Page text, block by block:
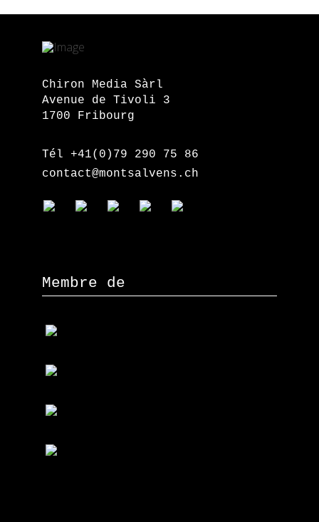
Chiron Media Sàrl
Avenue de Tivoli 3
1700 Fribourg
Tél +41(0)79 290 75 86
contact@montsalvens.ch
Membre de